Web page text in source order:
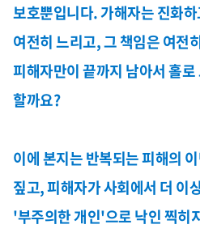
보호뿐입니다. 가해자는 진화
여전히 느리고, 그 책임은 여전
피해자만이 끝까지 남아서 홀
할까요?
이에 본지는 반복되는 피해의
짚고, 피해자가 사회에서 더 이
'부주의한 개인'으로 낙인 찍히